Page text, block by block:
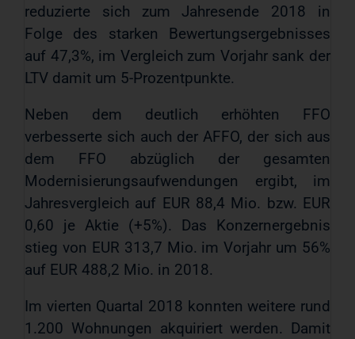
reduzierte sich zum Jahresende 2018 in
Folge des starken Bewertungsergebnisses
auf 47,3%, im Vergleich zum Vorjahr sank der
LTV damit um 5-Prozentpunkte.
Neben dem deutlich erhöhten FFO
verbesserte sich auch der AFFO, der sich aus
dem FFO abzüglich der gesamten
Modernisierungsaufwendungen ergibt, im
Jahresvergleich auf EUR 88,4 Mio. bzw. EUR
0,60 je Aktie (+5%). Das Konzernergebnis
stieg von EUR 313,7 Mio. im Vorjahr um 56%
auf EUR 488,2 Mio. in 2018.
Im vierten Quartal 2018 konnten weitere rund
1.200 Wohnungen akquiriert werden. Damit